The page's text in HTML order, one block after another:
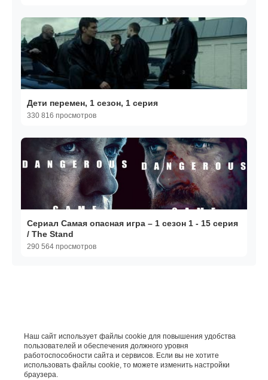
Дети перемен, 1 сезон, 1 серия
330 816 просмотров
Сериал Самая опасная игра – 1 сезон 1 - 15 серия
/ The Stand
290 564 просмотров
Наш сайт использует файлы cookie для повышения удобства
пользователей и обеспечения должного уровня
работоспособности сайта и сервисов. Если вы не хотите
использовать файлы cookie, то можете изменить настройки
браузера.